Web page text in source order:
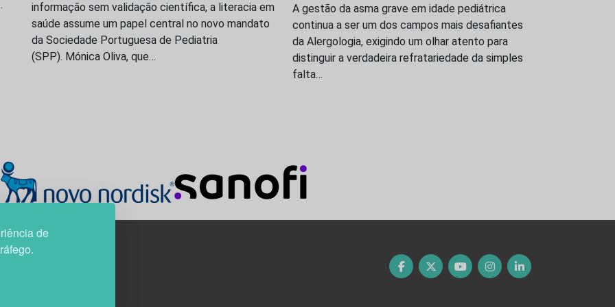
de
informação sem validação científica, a literacia em
saúde assume um papel central no novo mandato
da Sociedade Portuguesa de Pediatria
(SPP). Mónica Oliva, que…
A gestão da asma grave em idade pediátrica
continua a ser um dos campos mais desafiantes
da Alergologia, exigindo um olhar atento para
distinguir a verdadeira refratariedade da simples
falta…